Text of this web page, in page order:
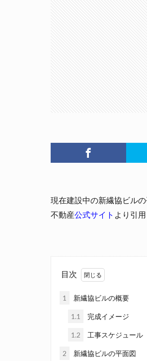
現在建設中の新繊協ビル
不動産公式サイト より引用
目次
1 新繊協ビルの概要
1.1 完成イメージ
1.2 工事スケジュール
2 新繊協ビルの平面図